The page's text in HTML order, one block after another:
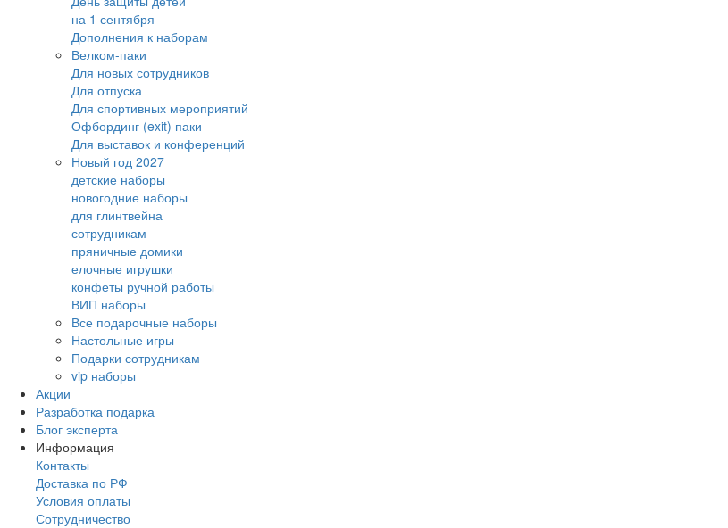
на 1 сентября
Дополнения к наборам
Велком-паки
Для новых сотрудников
Для отпуска
Для спортивных мероприятий
Офбординг (exit) паки
Для выставок и конференций
Новый год 2027
детские наборы
новогодние наборы
для глинтвейна
сотрудникам
пряничные домики
елочные игрушки
конфеты ручной работы
ВИП наборы
Все подарочные наборы
Настольные игры
Подарки сотрудникам
vip наборы
Акции
Разработка подарка
Блог эксперта
Информация
Контакты
Доставка по РФ
Условия оплаты
Сотрудничество